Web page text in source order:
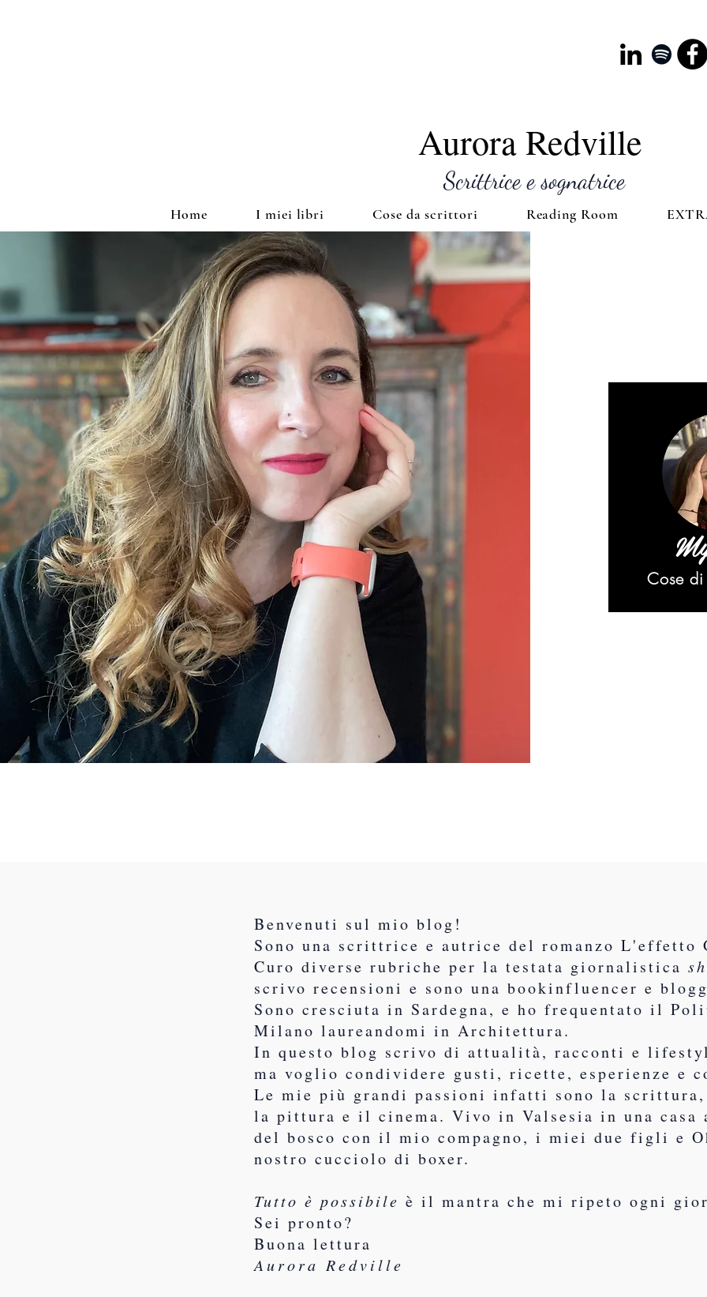
Aurora Redville
Scrittrice e sognatrice
Home I miei libri Cose da scrittori Reading Room
Cose
Benvenuti sul mio blog!
Sono una scrittrice e autrice del romanzo L'effetto
Curo diverse rubriche per la testata giornalistica
scrivo recensioni e sono una bookinfluencer e
Sono cresciuta in Sardegna, e ho frequentato il
Milano laureandomi in Architettura.
In questo blog scrivo di attualità, racconti e
ma voglio condividere gusti, ricette, esperienze e
Le mie più grandi passioni infatti sono la
la pittura e il cinema. Vivo in Valsesia in una casa
del bosco con il mio compagno, i miei due figli e
nostro cucciolo di boxer.
Tutto è possibile è il mantra che mi ripeto ogni
Sei pronto?
Buona lettura
Aurora Redville